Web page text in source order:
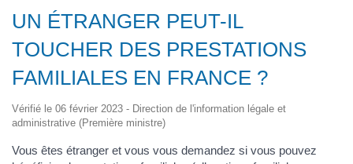
UN ÉTRANGER PEUT-IL
TOUCHER DES PRESTATIONS
FAMILIALES EN FRANCE ?
Vérifié le 06 février 2023 - Direction de l'information légale et
administrative (Première ministre)
Vous êtes étranger et vous vous demandez si vous pouvez